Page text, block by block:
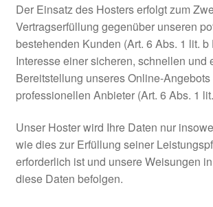
Der Einsatz des Hosters erfolgt zum
Vertragserfüllung gegenüber unseren
bestehenden Kunden (Art. 6 Abs. 1 lit. b
Interesse einer sicheren, schnellen und
Bereitstellung unseres Online-
professionellen Anbieter (Art. 6 Abs. 1
Unser Hoster wird Ihre Daten nur
wie dies zur Erfüllung seiner
erforderlich ist und unsere Weisungen
diese Daten befolgen.